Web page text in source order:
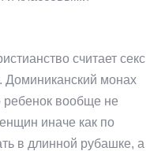
считает секс
монах
вообще не
иначе как по
в длинной рубашке, а